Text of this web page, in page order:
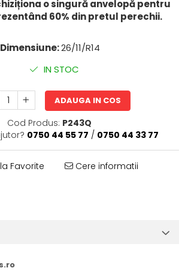
o singură anvelopă pentru
60% din pretul perechii.
Dimensiune:26/11/R14
IN STOC
ADAUGA IN COS
Cod Produs: P243Q
0750 44 55 77 / 0750 44 33 77
Favorite Cere informatii